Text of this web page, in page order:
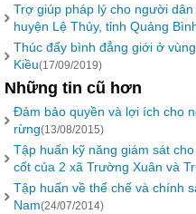
Trợ giúp pháp lý cho người
huyện Lệ Thủy, tỉnh Quảng
Thúc đẩy bình đẳng giới ở
Kiều(17/09/2019)
Những tin cũ hơn
Đảm bảo quyền và lợi ích cho
rừng(13/08/2015)
Tập huấn kỹ năng giám sát
cốt của 2 xã Trường Xuân và
Tập huấn về thể chế và chính
Nam(24/07/2014)